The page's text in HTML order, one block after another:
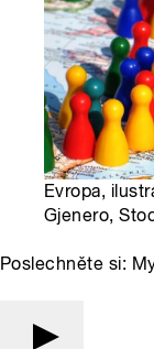
Evropa,
Gjenero,
Poslechněte si: